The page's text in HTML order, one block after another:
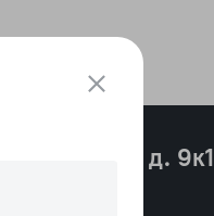
д. 9к1